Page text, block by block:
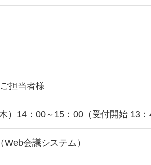
担当者様
）14：00～15：00（受付開始 13：
会議システム）